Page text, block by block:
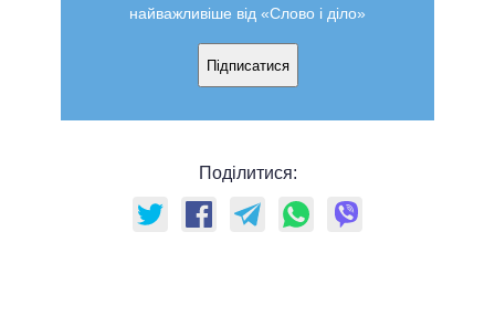
найважливіше від «Слово і діло»
Підписатися
Поділитися: